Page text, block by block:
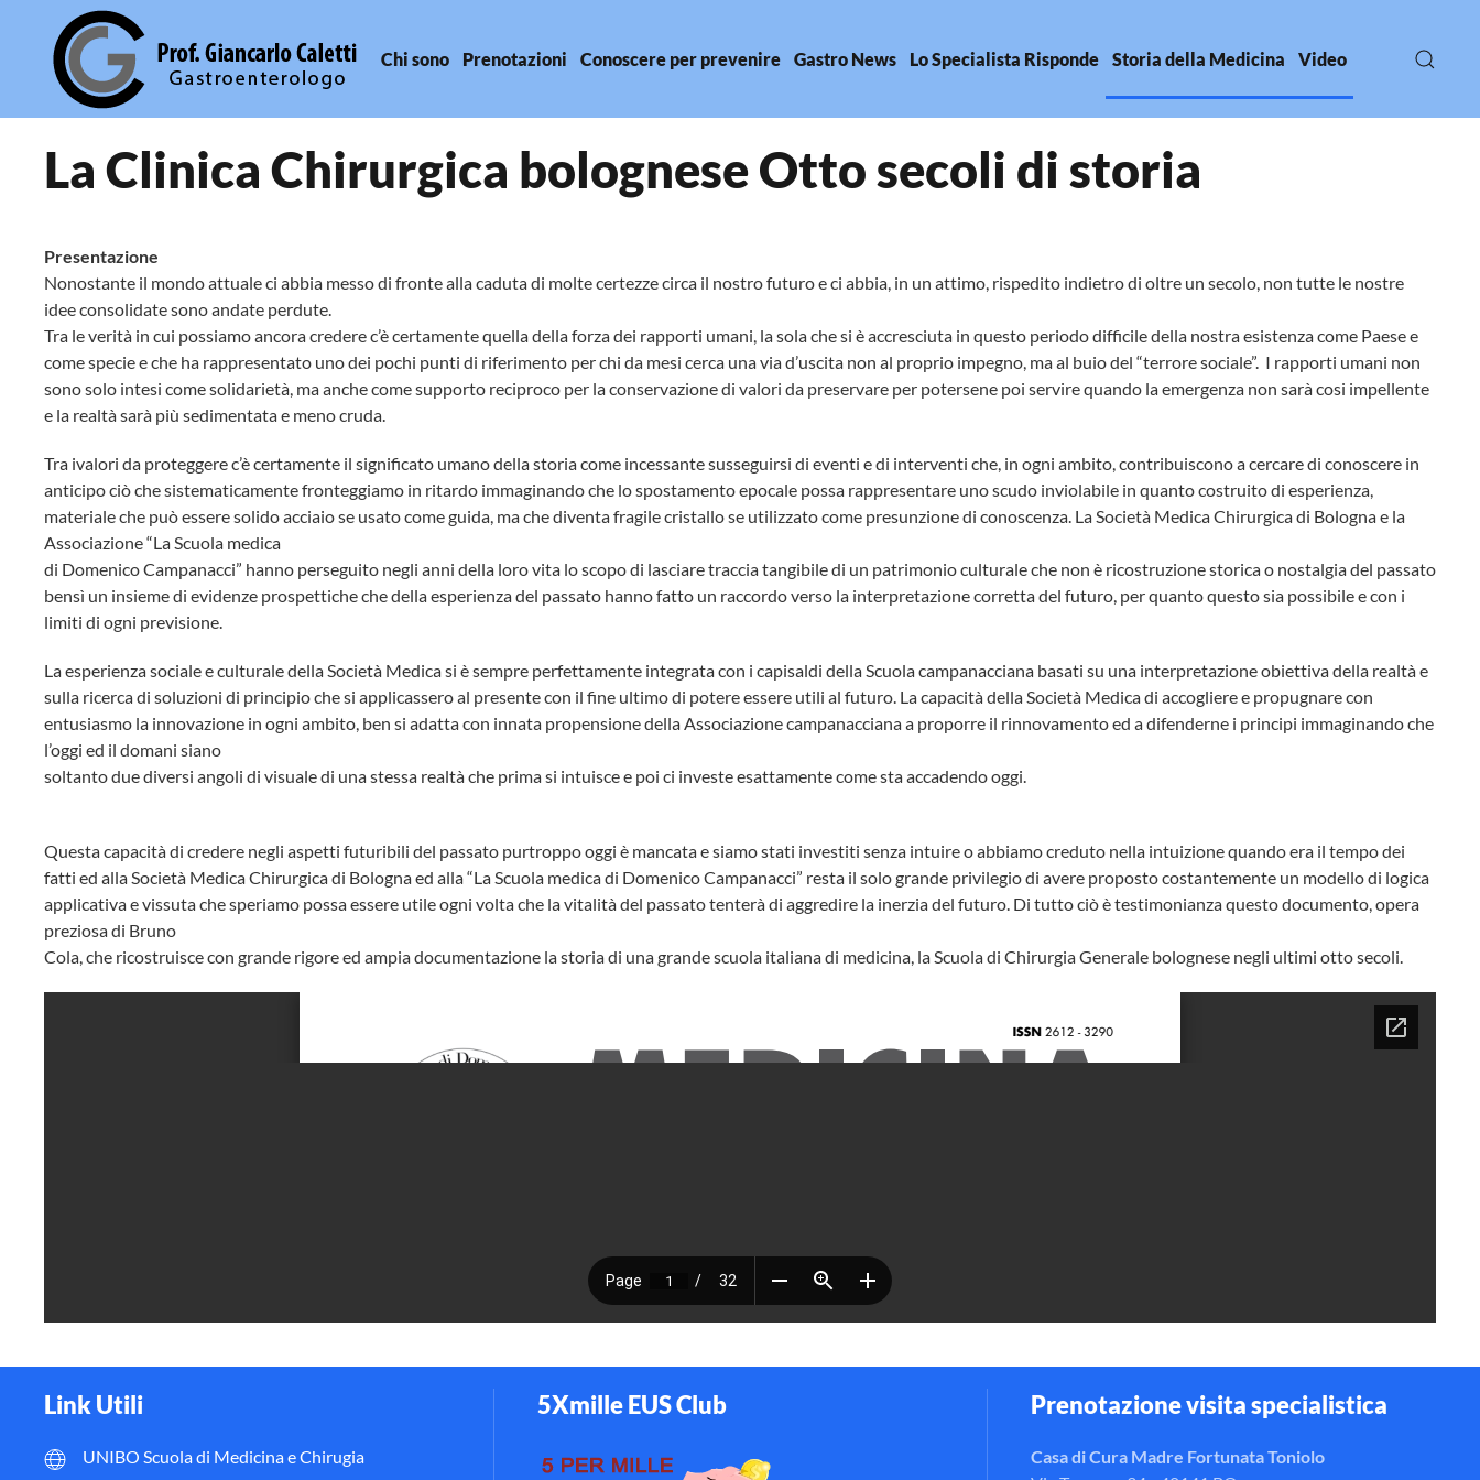
Skip to main content Chi sono Prenotazioni Conoscere per prevenire Gastro News Lo Specialista Risponde Storia della Medicina Video
La Clinica Chirurgica bolognese Otto secoli di storia
Presentazione
Nonostante il mondo attuale ci abbia messo di fronte alla caduta di molte certezze circa il nostro futuro e ci abbia, in un attimo, rispedito indietro di oltre un secolo, non tutte le nostre
idee consolidate sono andate perdute.
Tra le verità in cui possiamo ancora credere c’è certamente quella della forza dei rapporti umani, la sola che si è accresciuta in questo periodo difficile della nostra esistenza come Paese e
come specie e che ha rappresentato uno dei pochi punti di riferimento per chi da mesi cerca una via d’uscita non al proprio impegno, ma al buio del “terrore sociale”. I rapporti umani non
sono solo intesi come solidarietà, ma anche come supporto reciproco per la conservazione di valori da preservare per potersene poi servire quando la emergenza non sarà cosi impellente
e la realtà sarà più sedimentata e meno cruda.
Tra ivalori da proteggere c’è certamente il significato umano della storia come incessante susseguirsi di eventi e di interventi che, in ogni ambito, contribuiscono a cercare di conoscere in
anticipo ciò che sistematicamente fronteggiamo in ritardo immaginando che lo spostamento epocale possa rappresentare uno scudo inviolabile in quanto costruito di esperienza,
materiale che può essere solido acciaio se usato come guida, ma che diventa fragile cristallo se utilizzato come presunzione di conoscenza. La Società Medica Chirurgica di Bologna e la
Associazione “La Scuola medica
di Domenico Campanacci” hanno perseguito negli anni della loro vita lo scopo di lasciare traccia tangibile di un patrimonio culturale che non è ricostruzione storica o nostalgia del passato
bensì un insieme di evidenze prospettiche che della esperienza del passato hanno fatto un raccordo verso la interpretazione corretta del futuro, per quanto questo sia possibile e con i
limiti di ogni previsione.
La esperienza sociale e culturale della Società Medica si è sempre perfettamente integrata con i capisaldi della Scuola campanacciana basati su una interpretazione obiettiva della realtà e
sulla ricerca di soluzioni di principio che si applicassero al presente con il fine ultimo di potere essere utili al futuro. La capacità della Società Medica di accogliere e propugnare con
entusiasmo la innovazione in ogni ambito, ben si adatta con innata propensione della Associazione campanacciana a proporre il rinnovamento ed a difenderne i principi immaginando che
l’oggi ed il domani siano
soltanto due diversi angoli di visuale di una stessa realtà che prima si intuisce e poi ci investe esattamente come sta accadendo oggi.
Questa capacità di credere negli aspetti futuribili del passato purtroppo oggi è mancata e siamo stati investiti senza intuire o abbiamo creduto nella intuizione quando era il tempo dei
fatti ed alla Società Medica Chirurgica di Bologna ed alla “La Scuola medica di Domenico Campanacci” resta il solo grande privilegio di avere proposto costantemente un modello di logica
applicativa e vissuta che speriamo possa essere utile ogni volta che la vitalità del passato tenterà di aggredire la inerzia del futuro. Di tutto ciò è testimonianza questo documento, opera
preziosa di Bruno
Cola, che ricostruisce con grande rigore ed ampia documentazione la storia di una grande scuola italiana di medicina, la Scuola di Chirurgia Generale bolognese negli ultimi otto secoli.
Link Utili
UNIBO Scuola di Medicina e Chirugia
5Xmille EUS Club Prenotazione visita specialistica
Casa di Cura Madre Fortunata Toniolo